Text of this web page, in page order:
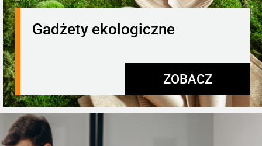
Gadżety ekologiczne
ZOBACZ